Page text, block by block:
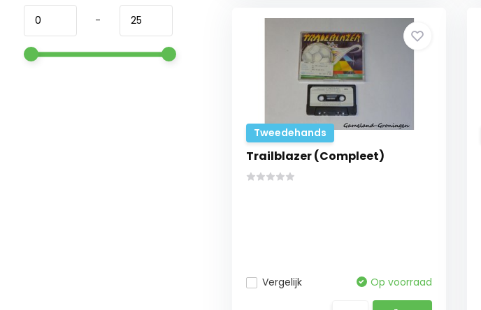
-
Tweedehands
Trailblazer (Compleet)
Vergelijk Op voorraad